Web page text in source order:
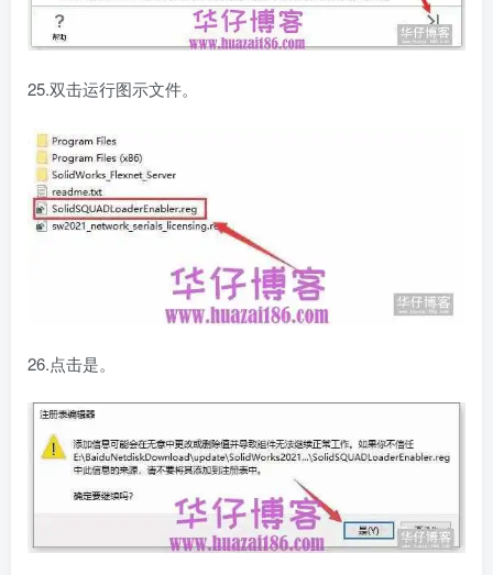
25.双击运行图示文件。
26.点击是。